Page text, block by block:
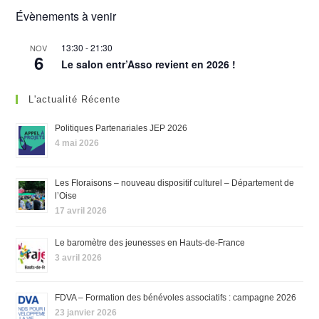
Évènements à venir
NOV
6
13:30 -21:30
Le salon entr’Asso revient en 2026 !
L'actualité Récente
Politiques Partenariales JEP 2026
4 mai 2026
Les Floraisons – nouveau dispositif culturel – Département de
l’Oise
17 avril 2026
Le baromètre des jeunesses en Hauts-de-France
3 avril 2026
FDVA – Formation des bénévoles associatifs : campagne 2026
23 janvier 2026